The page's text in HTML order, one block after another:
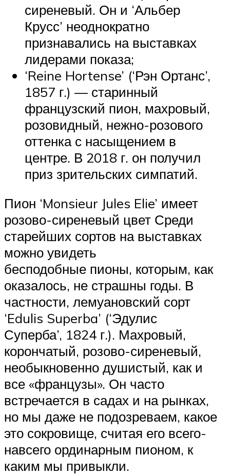
сиреневый. Он и ‘Альбер
Крусс’ неоднократно
признавались на выставках
лидерами показа;
‘Reine Hortense’ (‘Рэн Ортанс’,
1857 г.) — старинный
французский пион, махровый,
розовидный, нежно-розового
оттенка с насыщением в
центре. В 2018 г. он получил
приз зрительских симпатий.
Пион ‘Monsieur Jules Elie’ имеет
розово-сиреневый цвет Среди
старейших сортов на выставках
можно увидеть
бесподобные пионы, которым, как
оказалось, не страшны годы. В
частности, лемуановский сорт
‘Edulis Superba’ (‘Эдулис
Суперба’, 1824 г.). Махровый,
корончатый, розово-сиреневый,
необыкновенно душистый, как и
все «французы». Он часто
встречается в садах и на рынках,
но мы даже не подозреваем, какое
это сокровище, считая его всего-
навсего ординарным пионом, к
каким мы привыкли.